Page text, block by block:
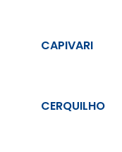
CAPIVARI
CERQUILHO